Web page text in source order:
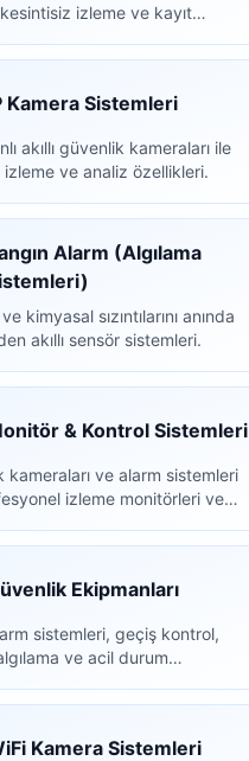
izleme ve kayıt
Kamera Sistemleri
akıllı güvenlik kameraları ile
izleme ve analiz özellikleri.
Alarm (Algılama
kimyasal sızıntılarını anında
akıllı sensör sistemleri.
& Kontrol Sistemleri
kameraları ve alarm sistemleri
izleme monitörleri ve
Ekipmanları
sistemleri, geçiş kontrol,
ve acil durum
Kamera Sistemleri